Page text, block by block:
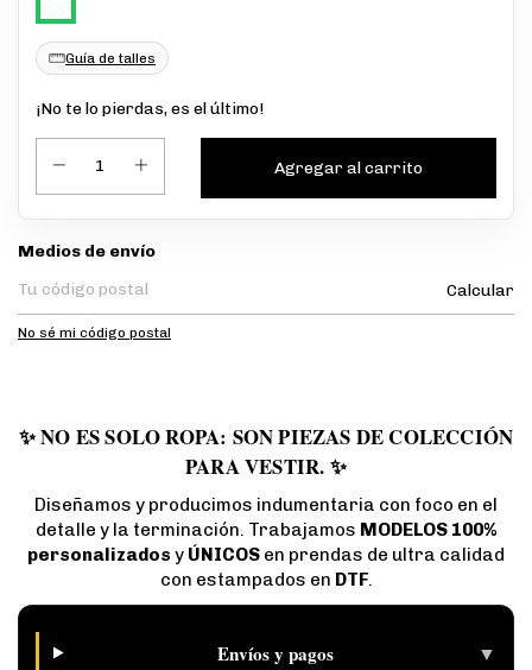
Guía de talles
¡No te lo pierdas, es el último!
Entregas para el CP:
Medios de envío
Calcular
No sé mi código postal
✨ NO ES SOLO ROPA: SON PIEZAS DE COLECCIÓN
PARA VESTIR. ✨
Diseñamos y producimos indumentaria con foco en el
detalle y la terminación. Trabajamos MODELOS 100%
personalizados y ÚNICOS en prendas de ultra calidad
con estampados en DTF.
Envíos y pagos ▼